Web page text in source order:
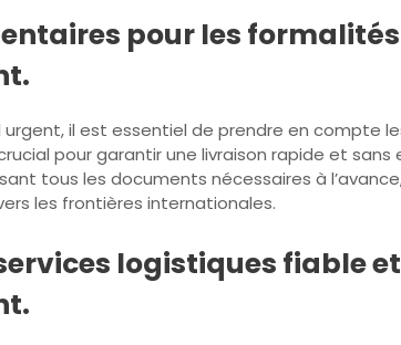
pour les
il est essentiel de prendre en compte
pour garantir une livraison rapide et
tous les documents nécessaires à
les frontières internationales.
logistiques fiable